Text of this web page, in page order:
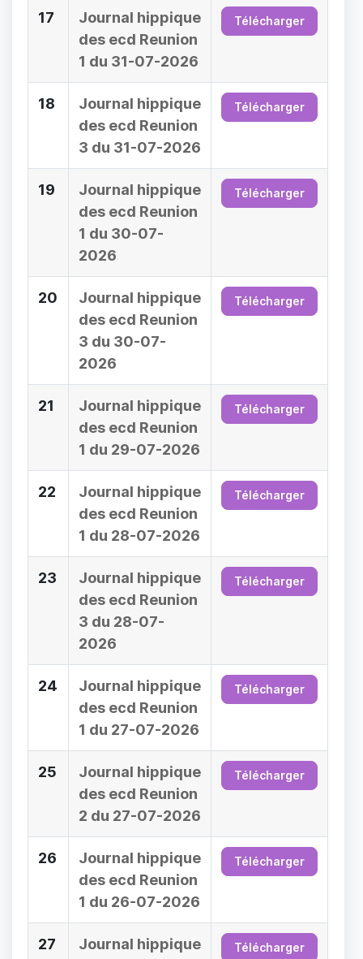
17
Journal hippique
des ecd Reunion
1 du 31-07-2026
Télécharger
18
Journal hippique
des ecd Reunion
3 du 31-07-2026
Télécharger
19
Journal hippique
des ecd Reunion
1 du 30-07-
2026
Télécharger
20
Journal hippique
des ecd Reunion
3 du 30-07-
2026
Télécharger
21
Journal hippique
des ecd Reunion
1 du 29-07-2026
Télécharger
22
Journal hippique
des ecd Reunion
1 du 28-07-2026
Télécharger
23
Journal hippique
des ecd Reunion
3 du 28-07-
2026
Télécharger
24
Journal hippique
des ecd Reunion
1 du 27-07-2026
Télécharger
25
Journal hippique
des ecd Reunion
2 du 27-07-2026
Télécharger
26
Journal hippique
des ecd Reunion
1 du 26-07-2026
Télécharger
27
Journal hippique
Télécharger